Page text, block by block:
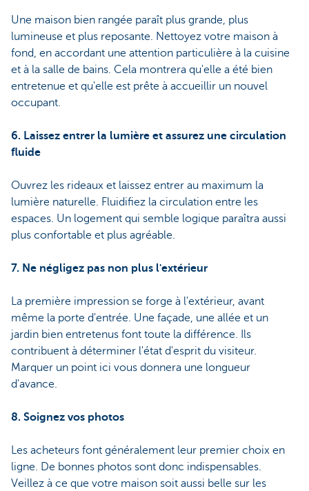
Une maison bien rangée paraît plus grande, plus
lumineuse et plus reposante. Nettoyez votre maison à
fond, en accordant une attention particulière à la cuisine
et à la salle de bains. Cela montrera qu'elle a été bien
entretenue et qu'elle est prête à accueillir un nouvel
occupant.
6. Laissez entrer la lumière et assurez une circulation
fluide
Ouvrez les rideaux et laissez entrer au maximum la
lumière naturelle. Fluidifiez la circulation entre les
espaces. Un logement qui semble logique paraîtra aussi
plus confortable et plus agréable.
7. Ne négligez pas non plus l'extérieur
La première impression se forge à l'extérieur, avant
même la porte d'entrée. Une façade, une allée et un
jardin bien entretenus font toute la différence. Ils
contribuent à déterminer l'état d'esprit du visiteur.
Marquer un point ici vous donnera une longueur
d'avance.
8. Soignez vos photos
Les acheteurs font généralement leur premier choix en
ligne. De bonnes photos sont donc indispensables.
Veillez à ce que votre maison soit aussi belle sur les